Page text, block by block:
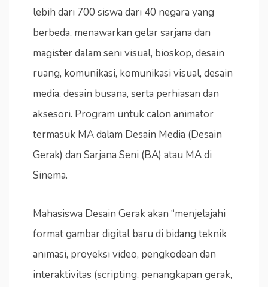
lebih dari 700 siswa dari 40 negara yang
berbeda, menawarkan gelar sarjana dan
magister dalam seni visual, bioskop, desain
ruang, komunikasi, komunikasi visual, desain
media, desain busana, serta perhiasan dan
aksesori. Program untuk calon animator
termasuk MA dalam Desain Media (Desain
Gerak) dan Sarjana Seni (BA) atau MA di
Sinema.
Mahasiswa Desain Gerak akan “menjelajahi
format gambar digital baru di bidang teknik
animasi, proyeksi video, pengkodean dan
interaktivitas (scripting, penangkapan gerak,